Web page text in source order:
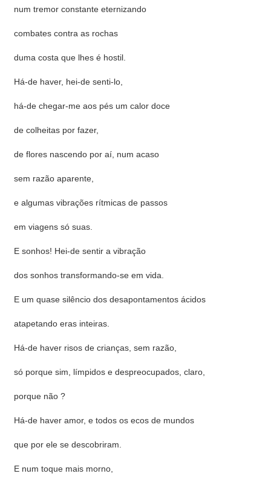
num tremor constante eternizando
combates contra as rochas
duma costa que lhes é hostil.
Há-de haver, hei-de senti-lo,
há-de chegar-me aos pés um calor doce
de colheitas por fazer,
de flores nascendo por aí, num acaso
sem razão aparente,
e algumas vibrações rítmicas de passos
em viagens só suas.
E sonhos! Hei-de sentir a vibração
dos sonhos transformando-se em vida.
E um quase silêncio dos desapontamentos ácidos
atapetando eras inteiras.
Há-de haver risos de crianças, sem razão,
só porque sim, límpidos e despreocupados, claro,
porque não ?
Há-de haver amor, e todos os ecos de mundos
que por ele se descobriram.
E num toque mais morno,